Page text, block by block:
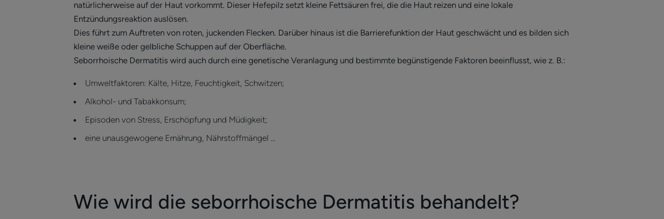
natürlicherweise auf der Haut vorkommt. Dieser Hefepilz setzt kleine Fettsäuren frei, die die Haut reizen und eine lokale
Entzündungsreaktion auslösen.
Dies führt zum Auftreten von roten, juckenden Flecken. Darüber hinaus ist die Barrierefunktion der Haut geschwächt und es bilden sich
kleine weiße oder gelbliche Schuppen auf der Oberfläche.
Seborrhoische Dermatitis wird auch durch eine genetische Veranlagung und bestimmte begünstigende Faktoren beeinflusst, wie z. B.:
Umweltfaktoren: Kälte, Hitze, Feuchtigkeit, Schwitzen;
Alkohol- und Tabakkonsum;
Episoden von Stress, Erschöpfung und Müdigkeit;
eine unausgewogene Ernährung, Nährstoffmängel ...
Wie wird die seborrhoische Dermatitis behandelt?